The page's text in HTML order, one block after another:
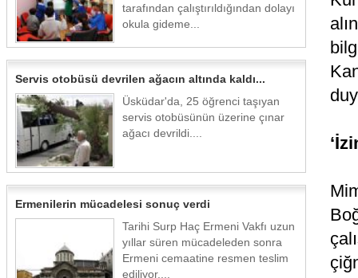
tarafından çalıştırıldığından dolayı
okula gideme...
Servis otobüsü devrilen ağacın altında kaldı...
Üsküdar'da, 25 öğrenci taşıyan
servis otobüsünün üzerine çınar
ağacı devrildi....
Ermenilerin mücadelesi sonuç verdi
Tarihi Surp Haç Ermeni Vakfı uzun
yıllar süren mücadeleden sonra
Ermeni cemaatine resmen teslim
ediliyor....